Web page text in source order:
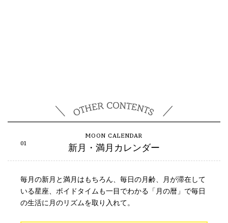
新月・満月カレンダー
毎月の新月と満月はもちろん、毎日の月齢、月が滞在して
いる星座、ボイドタイムも一目でわかる「月の暦」で毎日
の生活に月のリズムを取り入れて。